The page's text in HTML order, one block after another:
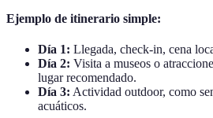
Ejemplo de itinerario simple:
Día 1: Llegada, check-in, cena
Día 2: Visita a museos o
lugar recomendado.
Día 3: Actividad outdoor, como
acuáticos.